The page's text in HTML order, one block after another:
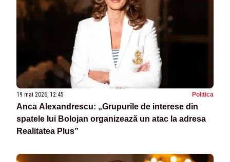
19 mai 2026, 12:45 Politica
Anca Alexandrescu: „Grupurile de interese din
spatele lui Bolojan organizează un atac la adresa
Realitatea Plus”